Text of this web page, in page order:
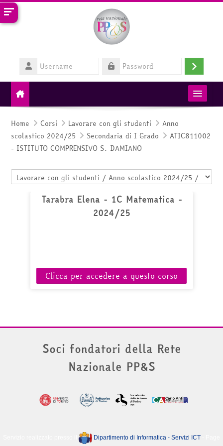
Vai al contenuto principale
Username
Password
Login
MIM
RETE PP&S
HelpDesk
Italiano ‎(it)‎
Home Corsi Lavorare con gli studenti
Anno
scolastico 2024/25
Secondaria di I Grado
ATIC811002
- ISTITUTO COMPRENSIVO S. DAMIANO
Categorie di corso
Tarabra Elena - 1C Matematica -
2024/25
Clicca per accedere a questo corso
Soci fondatori della Rete
Nazionale PP&S
Servizio realizzato presso il Dipartimento di Informatica - Servizi ICT- Page